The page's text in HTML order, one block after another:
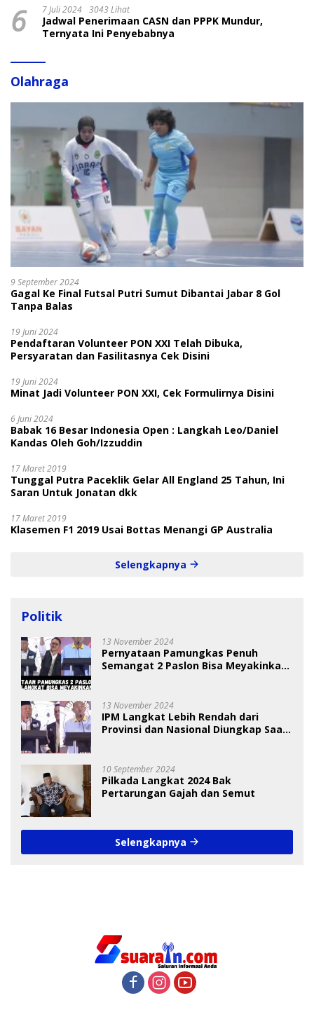
6 7 Juli 2024 3043 Lihat
Jadwal Penerimaan CASN dan PPPK Mundur,
Ternyata Ini Penyebabnya
Olahraga
9 September 2024
Gagal Ke Final Futsal Putri Sumut Dibantai Jabar 8 Gol
Tanpa Balas
19 Juni 2024
Pendaftaran Volunteer PON XXI Telah Dibuka,
Persyaratan dan Fasilitasnya Cek Disini
19 Juni 2024
Minat Jadi Volunteer PON XXI, Cek Formulirnya Disini
6 Juni 2024
Babak 16 Besar Indonesia Open : Langkah Leo/Daniel
Kandas Oleh Goh/Izzuddin
17 Maret 2019
Tunggal Putra Paceklik Gelar All England 25 Tahun, Ini
Saran Untuk Jonatan dkk
17 Maret 2019
Klasemen F1 2019 Usai Bottas Menangi GP Australia
Selengkapnya
Politik
13 November 2024
Pernyataan Pamungkas Penuh
Semangat 2 Paslon Bisa Meyakinkan
13 November 2024
IPM Langkat Lebih Rendah dari
Provinsi dan Nasional Diungkap Saat
10 September 2024
Pilkada Langkat 2024 Bak
Pertarungan Gajah dan Semut
Selengkapnya